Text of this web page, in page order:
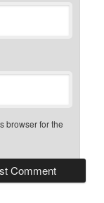
browser for the